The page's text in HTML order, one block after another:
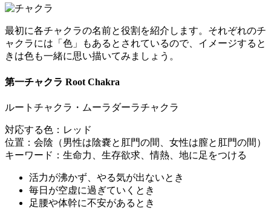
最初に各チャクラの名前と役割を紹介します。それぞれのチ
ャクラには「色」もあるとされているので、イメージすると
きは色も一緒に思い描いてみましょう。
第一チャクラ Root Chakra
ルートチャクラ・ムーラダーラチャクラ
対応する色：レッド
位置：会陰（男性は陰嚢と肛門の間、女性は膣と肛門の間）
キーワード：生命力、生存欲求、情熱、地に足をつける
活力が沸かず、やる気が出ないとき
毎日が空虚に過ぎていくとき
足腰や体幹に不安があるとき